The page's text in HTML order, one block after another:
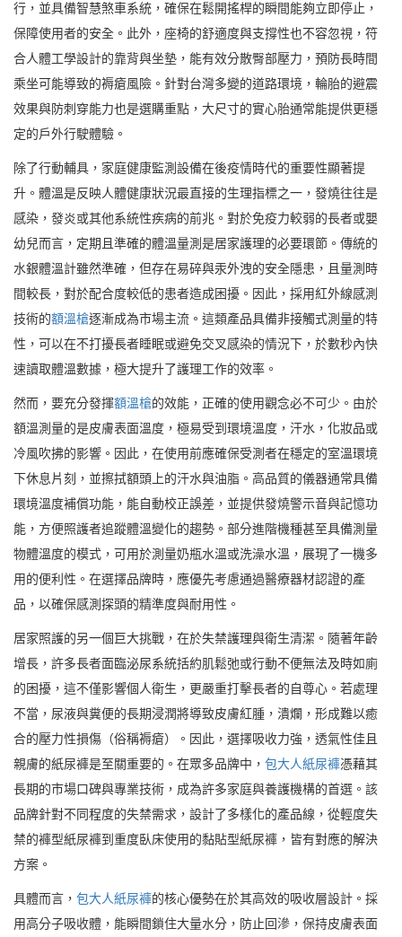
行，並具備智慧煞車系統，確保在鬆開搖桿的瞬間能夠立即停止，
保障使用者的安全。此外，座椅的舒適度與支撐性也不容忽視，符
合人體工學設計的靠背與坐墊，能有效分散臀部壓力，預防長時間
乘坐可能導致的褥瘡風險。針對台灣多變的道路環境，輪胎的避震
效果與防刺穿能力也是選購重點，大尺寸的實心胎通常能提供更穩
定的戶外行駛體驗。
除了行動輔具，家庭健康監測設備在後疫情時代的重要性顯著提
升。體溫是反映人體健康狀況最直接的生理指標之一，發燒往往是
感染，發炎或其他系統性疾病的前兆。對於免疫力較弱的長者或嬰
幼兒而言，定期且準確的體溫量測是居家護理的必要環節。傳統的
水銀體溫計雖然準確，但存在易碎與汞外洩的安全隱患，且量測時
間較長，對於配合度較低的患者造成困擾。因此，採用紅外線感測
技術的額溫槍逐漸成為市場主流。這類產品具備非接觸式測量的特
性，可以在不打擾長者睡眠或避免交叉感染的情況下，於數秒內快
速讀取體溫數據，極大提升了護理工作的效率。
然而，要充分發揮額溫槍的效能，正確的使用觀念必不可少。由於
額溫測量的是皮膚表面溫度，極易受到環境溫度，汗水，化妝品或
冷風吹拂的影響。因此，在使用前應確保受測者在穩定的室溫環境
下休息片刻，並擦拭額頭上的汗水與油脂。高品質的儀器通常具備
環境溫度補償功能，能自動校正誤差，並提供發燒警示音與記憶功
能，方便照護者追蹤體溫變化的趨勢。部分進階機種甚至具備測量
物體溫度的模式，可用於測量奶瓶水溫或洗澡水溫，展現了一機多
用的便利性。在選擇品牌時，應優先考慮通過醫療器材認證的產
品，以確保感測探頭的精準度與耐用性。
居家照護的另一個巨大挑戰，在於失禁護理與衛生清潔。隨著年齡
增長，許多長者面臨泌尿系統括約肌鬆弛或行動不便無法及時如廁
的困擾，這不僅影響個人衛生，更嚴重打擊長者的自尊心。若處理
不當，尿液與糞便的長期浸潤將導致皮膚紅腫，潰爛，形成難以癒
合的壓力性損傷（俗稱褥瘡）。因此，選擇吸收力強，透氣性佳且
親膚的紙尿褲是至關重要的。在眾多品牌中， 包大人紙尿褲憑藉其
長期的市場口碑與專業技術，成為許多家庭與養護機構的首選。該
品牌針對不同程度的失禁需求，設計了多樣化的產品線，從輕度失
禁的褲型紙尿褲到重度臥床使用的黏貼型紙尿褲，皆有對應的解決
方案。
具體而言， 包大人紙尿褲的核心優勢在於其高效的吸收層設計。採
用高分子吸收體，能瞬間鎖住大量水分，防止回滲，保持皮膚表面